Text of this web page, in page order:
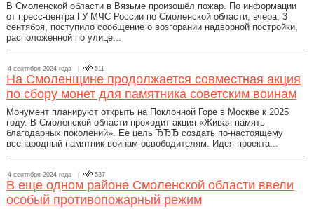
В Смоленской области в Вязьме произошёл пожар. По информации
от пресс-центра ГУ МЧС России по Смоленской области, вчера, 3
сентября, поступило сообщение о возгорании надворной постройки,
расположенной по улице...
4 сентября 2024 года | 511
На Смоленщине продолжается совместная акция
по сбору монет для памятника советским воинам
Монумент планируют открыть на Поклонной Горе в Москве к 2025
году. В Смоленской области проходит акция «Живая память
благодарных поколений». Её цель ЂЂЂ создать по-настоящему
всенародный памятник воинам-освободителям. Идея проекта...
4 сентября 2024 года | 537
В еще одном районе Смоленской области ввели
особый противопожарный режим